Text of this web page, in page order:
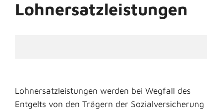
Lohnersatzleistungen
Lohnersatzleistungen werden bei Wegfall des
Entgelts von den Trägern der Sozialversicherung